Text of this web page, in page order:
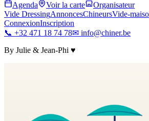
Agenda
Voir la carte
Organisateur
Vide DressingAnnoncesChineursVide-
ConnexionInscription
📞 +32 471 18 74 78✉ info@chiner.be
By Julie & Jean-Phi ♥